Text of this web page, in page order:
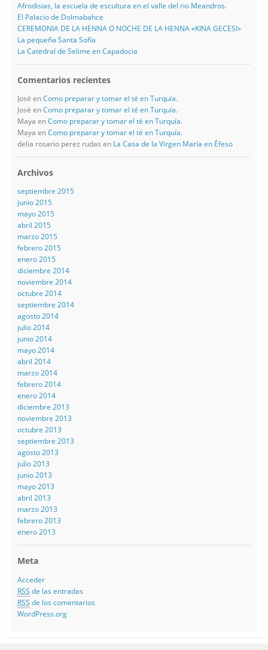
Afrodisias, la escuela de escultura en el valle del rio Meandros.
El Palacio de Dolmabahce
CEREMONIA DE LA HENNA O NOCHE DE LA HENNA «KINA GECESI»
La pequeña Santa Sofía
La Catedral de Selime en Capadocia
Comentarios recientes
José enComo preparar y tomar el té en Turquía.
José enComo preparar y tomar el té en Turquía.
Maya enComo preparar y tomar el té en Turquía.
Maya enComo preparar y tomar el té en Turquía.
delia rosario perez rudas en La Casa de la Virgen María en Éfeso
Archivos
septiembre 2015
junio 2015
mayo 2015
abril 2015
marzo 2015
febrero 2015
enero 2015
diciembre 2014
noviembre 2014
octubre 2014
septiembre 2014
agosto 2014
julio 2014
junio 2014
mayo 2014
abril 2014
marzo 2014
febrero 2014
enero 2014
diciembre 2013
noviembre 2013
octubre 2013
septiembre 2013
agosto 2013
julio 2013
junio 2013
mayo 2013
abril 2013
marzo 2013
febrero 2013
enero 2013
Meta
Acceder
RSS de las entradas
RSS de los comentarios
WordPress.org